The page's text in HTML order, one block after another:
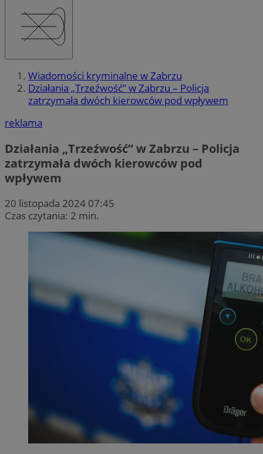
Wiadomości kryminalne w Zabrzu
Działania „Trzeźwość” w Zabrzu – Policja
zatrzymała dwóch kierowców pod wpływem
reklama
Działania „Trzeźwość” w Zabrzu – Policja
zatrzymała dwóch kierowców pod
wpływem
20 listopada 2024 07:45
Czas czytania: 2 min.